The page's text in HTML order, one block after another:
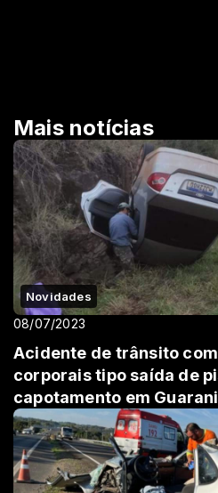
Mais notícias
Novidades
08/07/2023
Acidente de trânsito
corporais tipo saída de
capotamento em